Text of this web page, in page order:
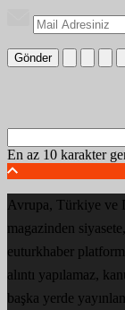
Gönder
En az 10 karakter
Avrupa, Türkiye ve
magazinden
euturkhaber
alıntı yapılamaz,
başka yerde